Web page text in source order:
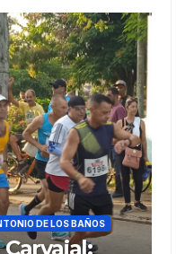
ACONTECER
SAN ANTONIO DE LOS
Del